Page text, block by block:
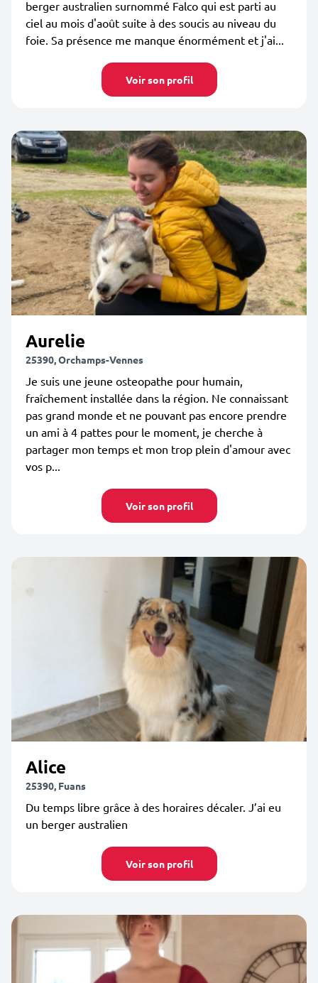
berger australien surnommé Falco qui est parti au
ciel au mois d'août suite à des soucis au niveau du
foie. Sa présence me manque énormément et j'ai...
Voir son profil
Aurelie
25390, Orchamps-Vennes
Je suis une jeune osteopathe pour humain,
fraîchement installée dans la région. Ne connaissant
pas grand monde et ne pouvant pas encore prendre
un ami à 4 pattes pour le moment, je cherche à
partager mon temps et mon trop plein d'amour avec
vos p...
Voir son profil
Alice
25390, Fuans
Du temps libre grâce à des horaires décaler. J’ai eu
un berger australien
Voir son profil